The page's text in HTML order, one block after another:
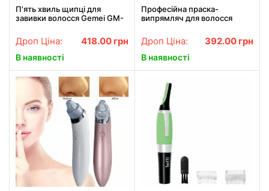
П'ять хвиль щипці для
завивки волосся Gemei GM-
волосся АКЦІЯ
Дроп Ціна: 418.00 грн
В наявності
Професійна праска-
випрямляч для волосся
Дроп Ціна: 392.00 грн
В наявності